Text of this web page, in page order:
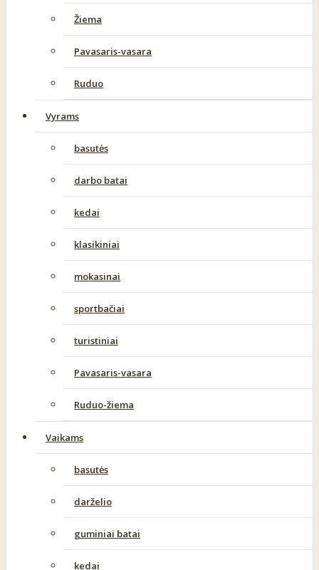
Žiema
Pavasaris-vasara
Ruduo
Vyrams
basutės
darbo batai
kedai
klasikiniai
mokasinai
sportbačiai
turistiniai
Pavasaris-vasara
Ruduo-žiema
Vaikams
basutės
darželio
guminiai batai
kedai